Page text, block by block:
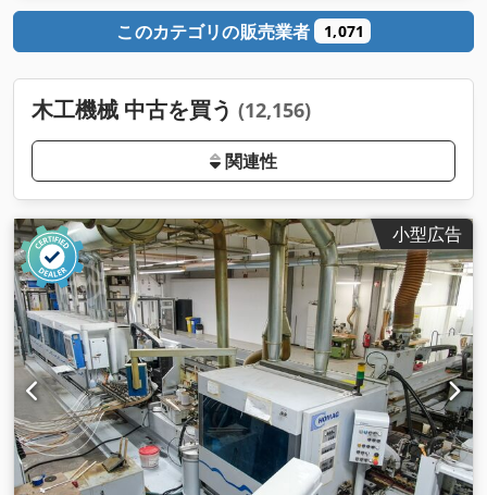
このカテゴリの販売業者 1,071
木工機械 中古を買う (12,156)
関連性
小型広告